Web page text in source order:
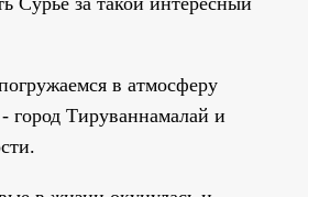
в атмосферу
город Тируваннамалай и